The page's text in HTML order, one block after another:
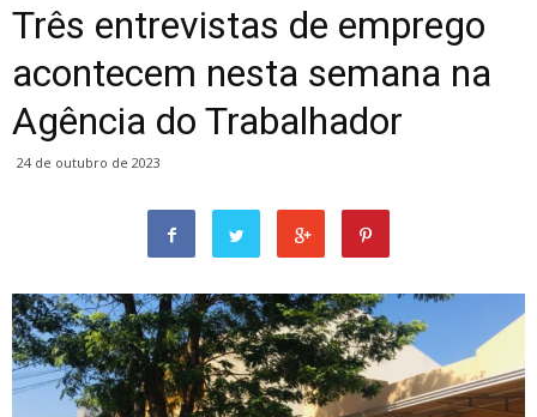
Três entrevistas de emprego
acontecem nesta semana na
Agência do Trabalhador
24 de outubro de 2023